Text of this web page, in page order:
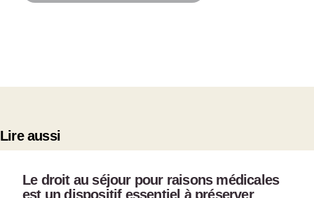
Lire aussi
Le droit au séjour pour raisons médicales
est un dispositif essentiel à préserver